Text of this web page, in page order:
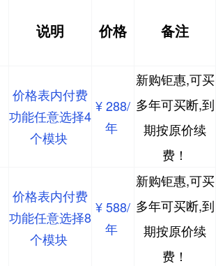
说明 价格 备注
价格表内付费
功能任意选择4
个模块
¥ 288/
年
新购钜惠,可买
多年可买断,到
期按原价续
费！
价格表内付费
功能任意选择8
个模块
¥ 588/
年
新购钜惠,可买
多年可买断,到
期按原价续
费！